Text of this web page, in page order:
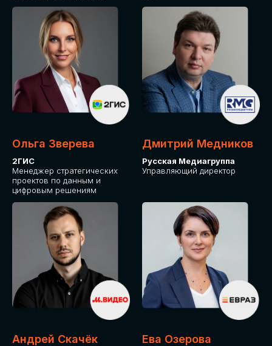
Ольга Зверева
2ГИС
Менеджер стратегических
проектов по данным и
цифровым решениям
Дмитрий Медников
Русская Медиагруппа
Управляющий директор
Андрей Скачёк Ева Озерова